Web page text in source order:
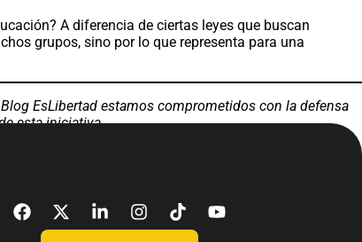
A diferencia de ciertas leyes que buscan
grupos, sino por lo que representa para una
EsLibertad estamos comprometidos con la defensa
esta iniciativa.